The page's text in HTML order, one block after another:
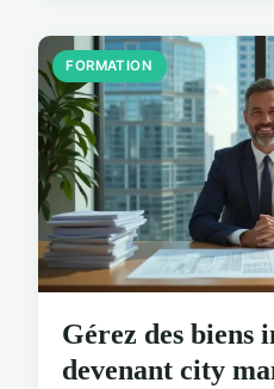
FORMATION
Gérez des biens
devenant city